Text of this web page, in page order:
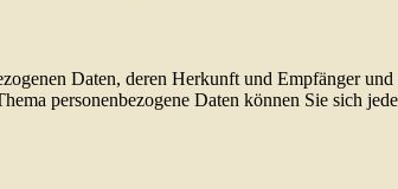
Daten, deren Herkunft und Empfänger
personenbezogene Daten können Sie sich